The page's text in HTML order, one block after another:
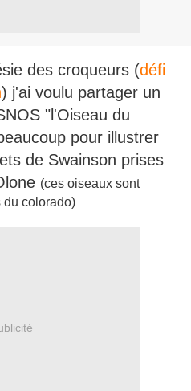
des croqueurs (défi
) j'ai voulu partager un
"l'Oiseau du
pour illustrer
de Swainson prises
(ces oiseaux sont
du colorado)